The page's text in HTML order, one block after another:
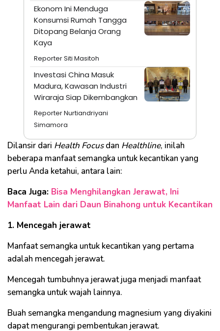
Ekonom Ini Menduga
Konsumsi Rumah Tangga
Ditopang Belanja Orang
Kaya
Reporter Siti Masitoh
Investasi China Masuk
Madura, Kawasan Industri
Wiraraja Siap Dikembangkan
Reporter Nurtiandriyani
Simamora
Dilansir dari Health Focusdan Healthline, inilah
beberapa manfaat semangka untuk kecantikan yang
perlu Anda ketahui, antara lain:
Baca Juga: Bisa Menghilangkan Jerawat, Ini
Manfaat Lain dari Daun Binahong untuk Kecantikan
1. Mencegah jerawat
Manfaat semangka untuk kecantikan yang pertama
adalah mencegah jerawat.
Mencegah tumbuhnya jerawat juga menjadi manfaat
semangka untuk wajah lainnya.
Buah semangka mengandung magnesium yang diyakini
dapat mengurangi pembentukan jerawat.